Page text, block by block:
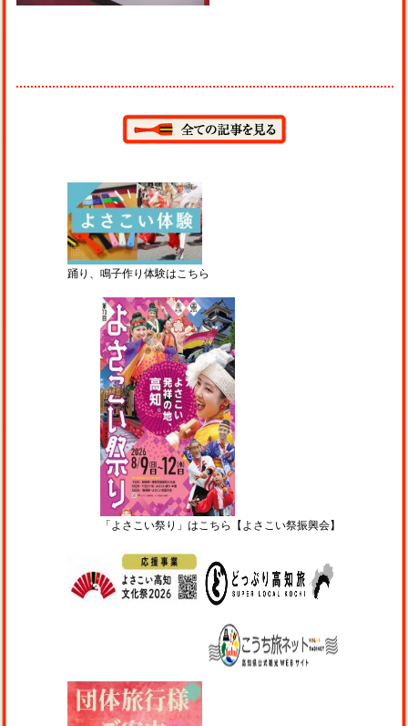
踊り、鳴子作り体験はこちら
「よさこい祭り」はこちら【よさこい祭振興会】